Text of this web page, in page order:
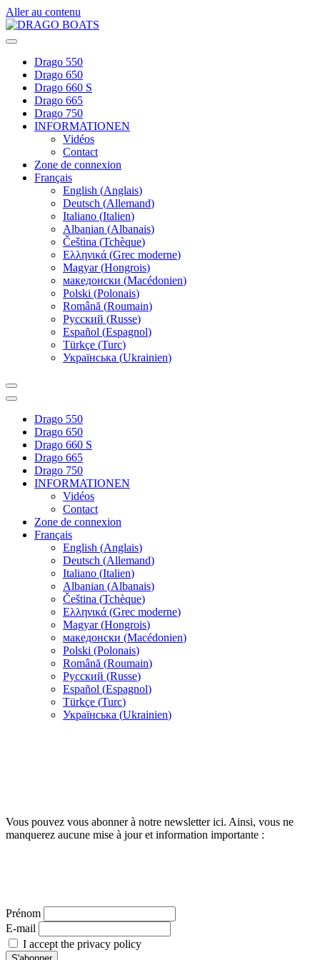
Aller au contenu
Drago 550
Drago 650
Drago 660 S
Drago 665
Drago 750
INFORMATIONEN
Vidéos
Contact
Zone de connexion
Français
English (Anglais)
Deutsch (Allemand)
Italiano (Italien)
Albanian (Albanais)
Čeština (Tchèque)
Ελληνικά (Grec moderne)
Magyar(Hongrois)
македонски (Macédonien)
Polski (Polonais)
Română (Roumain)
Русский (Russe)
Español (Espagnol)
Türkçe (Turc)
Українська (Ukrainien)
Drago 550
Drago 650
Drago 660 S
Drago 665
Drago 750
INFORMATIONEN
Vidéos
Contact
Zone de connexion
Français
English (Anglais)
Deutsch (Allemand)
Italiano (Italien)
Albanian (Albanais)
Čeština (Tchèque)
Ελληνικά (Grec moderne)
Magyar(Hongrois)
македонски (Macédonien)
Polski (Polonais)
Română (Roumain)
Русский (Russe)
Español (Espagnol)
Türkçe (Turc)
Українська (Ukrainien)
Vous pouvez vous abonner à notre newsletter ici. Ainsi, vous ne
manquerez aucune mise à jour et information importante :
Prénom
E-mail
I accept the privacy policy